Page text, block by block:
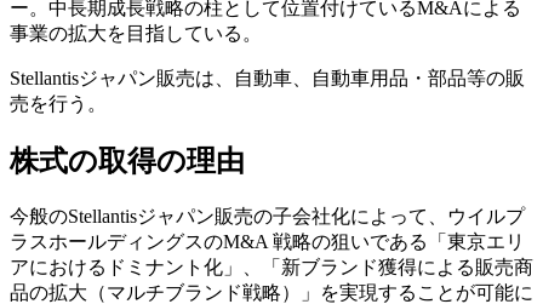
ー。中長期成長戦略の柱として位置付けているM&Aによる
事業の拡大を目指している。
Stellantisジャパン販売は、自動車、自動車用品・部品等の販
売を行う。
株式の取得の理由
今般のStellantisジャパン販売の子会社化によって、ウイルプ
ラスホールディングスのM&A 戦略の狙いである「東京エリ
アにおけるドミナント化」、「新ブランド獲得による販売商
品の拡大（マルチブランド戦略）」を実現することが可能に